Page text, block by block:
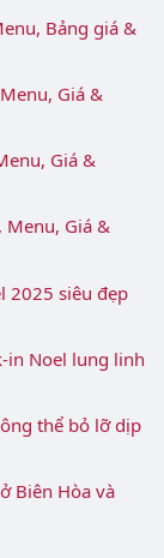
Bảng giá &
Giá &
Giá &
Menu, Giá &
2025 siêu đẹp
in Noel lung linh
thể bỏ lỡ dịp
Biên Hòa và